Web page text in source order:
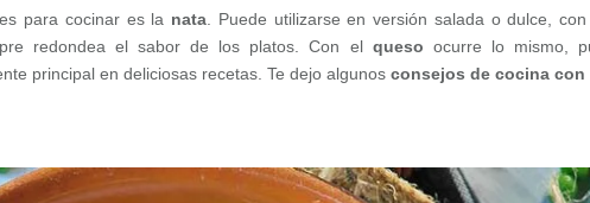
para cocinar es la nata . Puede utilizarse en versión salada o dulce,
redondea el sabor de los platos. Con el queso ocurre lo mismo,
principal en deliciosas recetas. Te dejo algunos consejos de cocina con